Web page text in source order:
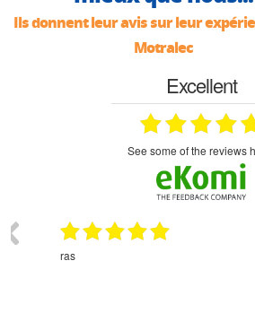
Ils donnent leur avis sur leur
Motralec
Excellent
see some of the reviews
ras